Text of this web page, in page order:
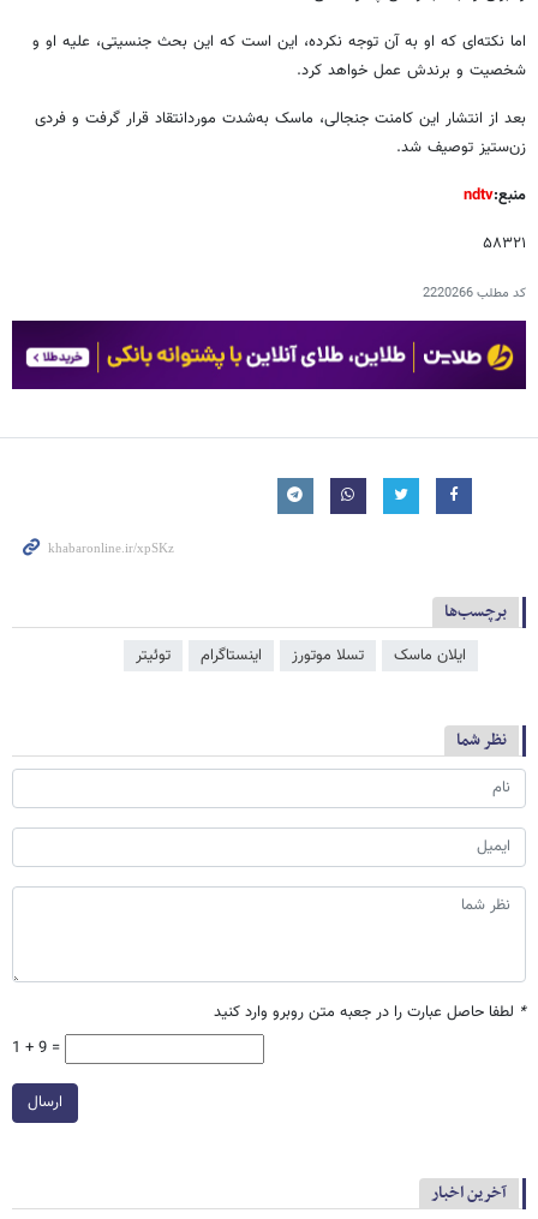
اما نکته‌ای که او به آن توجه نکرده، این است که این بحث جنسیتی، علیه او و
شخصیت و برندش عمل خواهد کرد.
بعد از انتشار این کامنت جنجالی، ماسک به‌شدت موردانتقاد قرار گرفت و فردی
زن‌ستیز توصیف شد.
منبع:ndtv
۵۸۳۲۱
کد مطلب2220266
برچسب‌ها
ایلان ماسک تسلا موتورز اینستاگرام توئیتر
نظر شما
* لطفا حاصل عبارت را در جعبه متن روبرو وارد کنید
1 + 9 =
ارسال
آخرین اخبار